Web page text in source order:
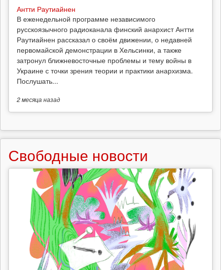
Антти Раутиайнен
В еженедельной программе независимого
русскоязычного радиоканала финский анархист Антти
Раутиайнен рассказал о своём движении, о недавней
первомайской демонстрации в Хельсинки, а также
затронул ближневосточные проблемы и тему войны в
Украине с точки зрения теории и практики анархизма.
Послушать...
2 месяцаназад
Свободные новости